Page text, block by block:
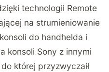
technologii Remote
na strumieniowanie
do handhelda i
konsoli Sony z innymi
której przyzwyczaił